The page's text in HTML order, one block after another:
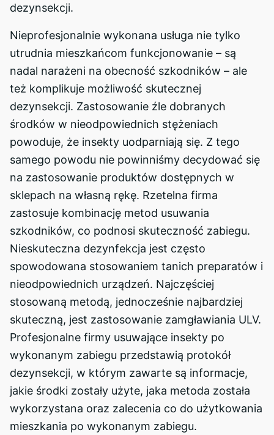
dezynsekcji.
Nieprofesjonalnie wykonana usługa nie tylko
utrudnia mieszkańcom funkcjonowanie – są
nadal narażeni na obecność szkodników – ale
też komplikuje możliwość skutecznej
dezynsekcji. Zastosowanie źle dobranych
środków w nieodpowiednich stężeniach
powoduje, że insekty uodparniają się. Z tego
samego powodu nie powinniśmy decydować się
na zastosowanie produktów dostępnych w
sklepach na własną rękę. Rzetelna firma
zastosuje kombinację metod usuwania
szkodników, co podnosi skuteczność zabiegu.
Nieskuteczna dezynfekcja jest często
spowodowana stosowaniem tanich preparatów i
nieodpowiednich urządzeń. Najczęściej
stosowaną metodą, jednocześnie najbardziej
skuteczną, jest zastosowanie zamgławiania ULV.
Profesjonalne firmy usuwające insekty po
wykonanym zabiegu przedstawią protokół
dezynsekcji, w którym zawarte są informacje,
jakie środki zostały użyte, jaka metoda została
wykorzystana oraz zalecenia co do użytkowania
mieszkania po wykonanym zabiegu.